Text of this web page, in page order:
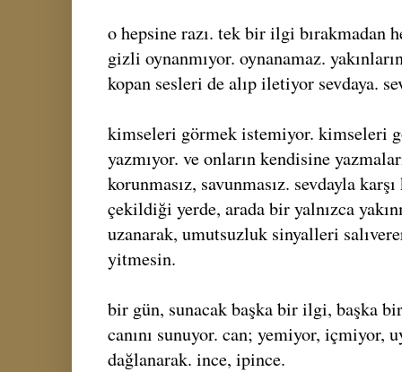
o hepsine razı. tek bir ilgi bırakmadan
gizli oynanmıyor. oynanamaz.
kopan sesleri de alıp iletiyor sevdaya.
kimseleri görmek istemiyor. kimseleri
yazmıyor. ve onların kendisine
korunmasız, savunmasız. sevdayla
çekildiği yerde, arada bir yalnızca
uzanarak, umutsuzluk sinyalleri
yitmesin.
bir gün, sunacak başka bir ilgi, başka
canını sunuyor. can; yemiyor, içmiyor,
dağlanarak. ince, ipince.